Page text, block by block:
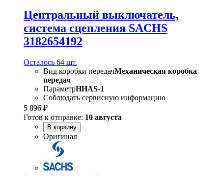
Центральный выключатель,
система сцепления SACHS
3182654192
Осталось 64 шт.
Вид коробки передачМеханическая коробка
передач
ПараметрHHAS-1
Соблюдать сервисную информацию
5 896 ₽
Готов к отправке: 10 августа
В корзину
Оригинал